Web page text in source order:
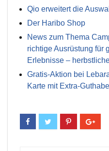
Qio erweitert die
Der Haribo Shop
News zum Thema
richtige Ausrüstung für
Erlebnisse –
Gratis-Aktion bei
Karte mit Extra-